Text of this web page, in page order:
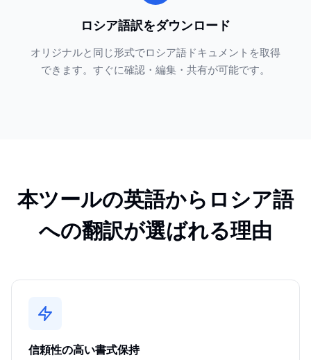
ロシア語訳をダウンロード
オリジナルと同じ形式でロシア語ドキュメントを取得
できます。すぐに確認・編集・共有が可能です。
本ツールの英語からロシア語
への翻訳が選ばれる理由
信頼性の高い書式保持